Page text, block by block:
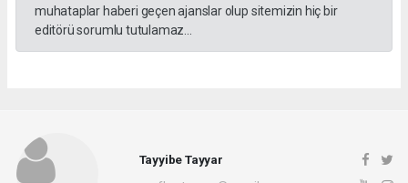
muhataplar haberi geçen ajanslar olup sitemizin hiç bir
editörü sorumlu tutulamaz...
Tayyibe Tayyar